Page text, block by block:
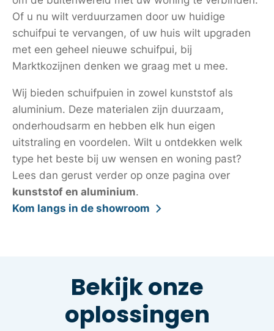
Of u nu wilt verduurzamen door uw huidige
schuifpui te vervangen, of uw huis wilt upgraden
met een geheel nieuwe schuifpui, bij
Marktkozijnen denken we graag met u mee.
Wij bieden schuifpuien in zowel kunststof als
aluminium. Deze materialen zijn duurzaam,
onderhoudsarm en hebben elk hun eigen
uitstraling en voordelen. Wilt u ontdekken welk
type het beste bij uw wensen en woning past?
Lees dan gerust verder op onze pagina over
kunststof en aluminium.
Kom langs in de showroom
Bekijk onze
oplossingen